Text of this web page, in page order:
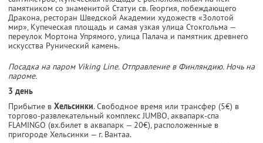
памятником со знаменитой Статуи св. Георгия, побеждающего
Дракона, ресторан Шведской Академии художеств «Золотой
мир», Купеческая площадь и самая узкая улица Стокгольма —
переулок Мортона Упрямого, улица Палача и памятник древнего
искусства Рунический камень.
Посадка на паром Viking Line. Отправление в Финляндию. Ночь на
пароме.
3 день
Прибытие в Хельсинки. Свободное время или трансфер (5€) в
торгово-развлекательный комплекс JUMBO, аквапарк-спа
FLAMINGO (вх.билет в аквапарк — 20€), расположенные в
пригороде Хельсинки — г. Вантаа.